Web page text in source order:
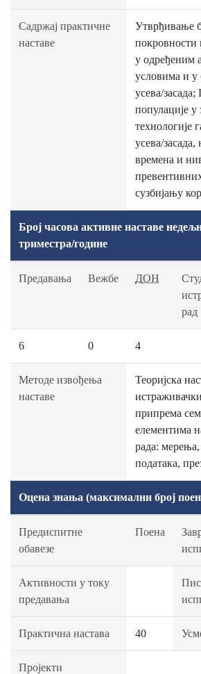
Садржај практичне
наставе
Утврђивање
покровности
у одређеним
условима и у
усева/
популације у
технологије
усева/засада,
времена и
сузбијању
Број часова активне наставе
триместра/године
Предавања Вежбе ДОН
рад
6 0 4
Методе извођења
наставе
Теоријска
припрема
елементима
рада: мерења,
података,
Оцена знања (максимални број
Предиспитне
обавезе
Поена
Активности у току
предавања
Практична настава 40
Пројекти